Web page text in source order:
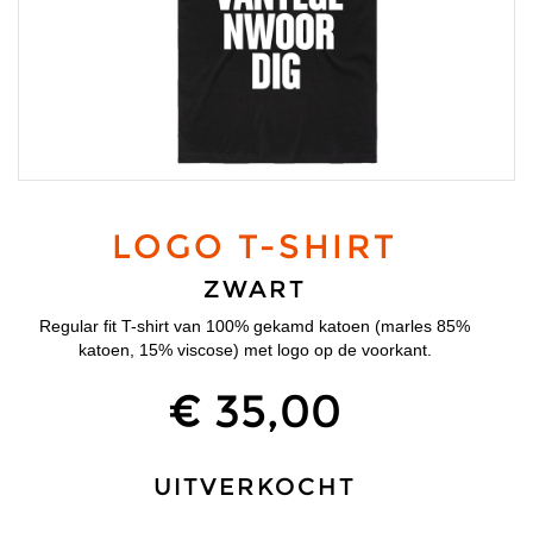
LOGO T-SHIRT
ZWART
Regular fit T-shirt van 100% gekamd katoen (marles 85%
katoen, 15% viscose) met logo op de voorkant.
€ 35,00
UITVERKOCHT